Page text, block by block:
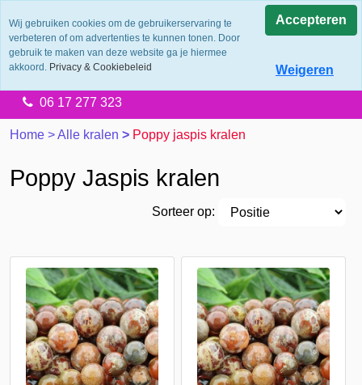
Levering 2 werkdagen
Gratis verzending vanaf €65.00
06 17 277 323
Home >Alle kralen > Poppy jaspis kralen
Poppy Jaspis kralen
Sorteer op:
Wij gebruiken cookies om de gebruikerservaring te
verbeteren of om advertenties te kunnen tonen. Door
gebruik te maken van deze website ga je hiermee
akkoord. Privacy & Cookiebeleid
Accepteren
Weigeren